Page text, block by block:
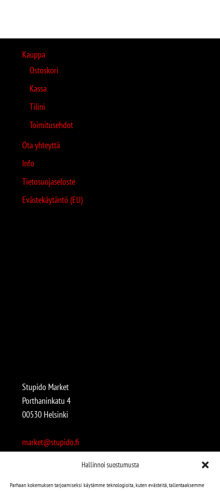
Hallinnoi suostumusta
Parhaan kokemuksen tarjoamiseksi käytämme teknologioita, kuten evästeitä, tallentaaksemme
Kauppa
Ostoskori
Kassa
Tilini
Toimitusehdot
Ota yhteyttä
Info
Tietosuojaseloste
Evästekäytäntö (EU)
Stupido Market
Porthaninkatu 4
00530 Helsinki
market@stupido.fi
Avoinna: